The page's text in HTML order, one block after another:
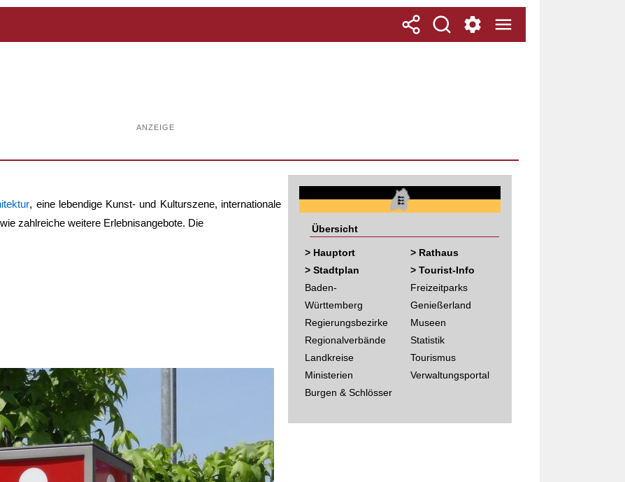
ANZEIGE
, eine lebendige Kunst- und Kulturszene, internationale
zahlreiche weitere Erlebnisangebote. Die Übersicht
> Hauptort
> Stadtplan
Baden-
Württemberg
Regierungsbezirke
Regionalverbände
Landkreise
Ministerien
Burgen & Schlösser
> Rathaus
> Tourist-Info
Freizeitparks
Genießerland
Museen
Statistik
Tourismus
Verwaltungsportal